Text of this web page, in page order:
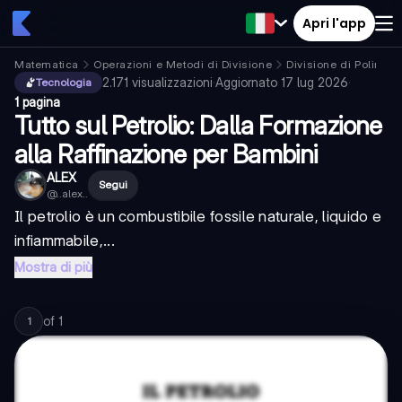
Apri l'app
Matematica Operazioni e Metodi di Divisione
Divisione di Polinomi
Tecnologia
2.171 visualizzazioni·Aggiornato 17 lug 2026·
1 pagina
Tutto sul Petrolio: Dalla Formazione
alla Raffinazione per Bambini
ALEX
@..alex..
Segui
Il petrolio è un combustibile fossile naturale, liquido e
infiammabile,...
Mostra di più
1 of 1